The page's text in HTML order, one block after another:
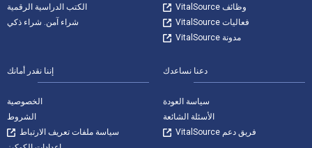
وظائف VitalSource
فعاليات VitalSource
مدونة VitalSource
الكتب الدراسية الرقمية
شراء آمن. شراء ذكي
دعنا نساعدك
سياسة العودة
الأسئلة الشائعة
فريق دعم VitalSource
إننا نقدر أمانك
الخصوصية
الشروط
سياسة ملفات تعريف الارتباط